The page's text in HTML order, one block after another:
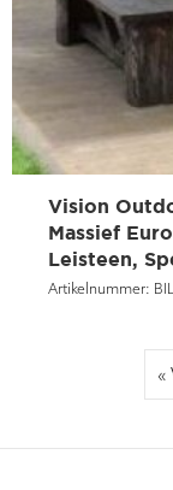
Vision
Massief
Leisteen,
Artikelnummer:
«